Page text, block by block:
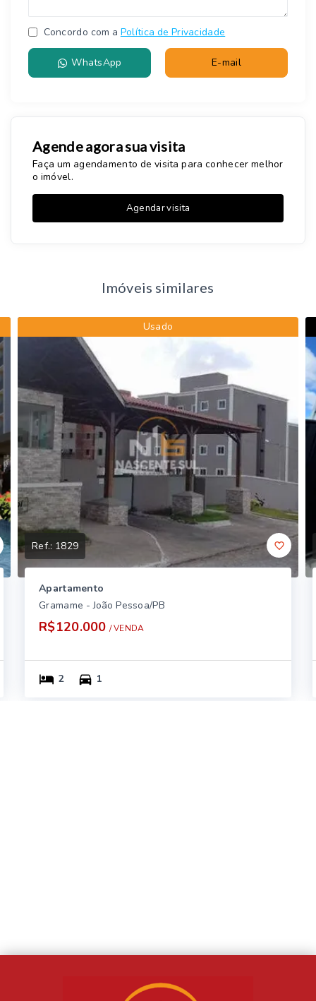
Concordo com a Política de Privacidade
WhatsApp E-mail
Agende agora sua visita
Faça um agendamento de visita para conhecer melhor
o imóvel.
Agendar visita
Imóveis similares
Usado
Ref.: 1829
Apartamento
Gramame - João Pessoa/PB
R$120.000 / VENDA
2 1